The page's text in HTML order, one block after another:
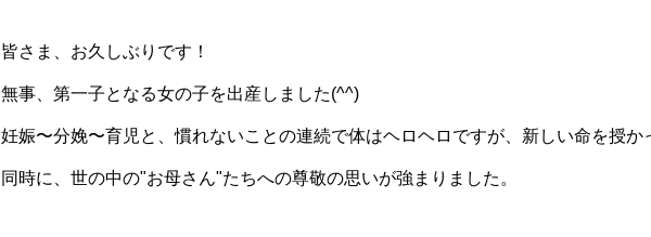
皆さま、お久しぶりです！
無事、第一子となる女の子を出産しました(^^)
妊娠〜分娩〜育児と、慣れないことの連続で体はヘロヘロですが、新しい命を授
同時に、世の中の"お母さん"たちへの尊敬の思いが強まりました。